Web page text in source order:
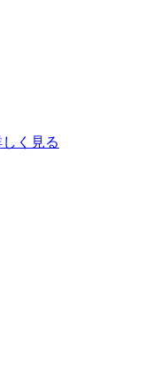
く見る